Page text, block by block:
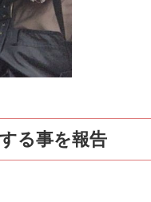
る事を報告